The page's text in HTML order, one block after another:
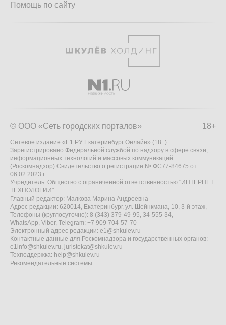
Помощь по сайту
18+
© ООО «Сеть городских порталов»
Сетевое издание «Е1.РУ Екатеринбург Онлайн» (18+)
Зарегистрировано Федеральной службой по надзору в сфере связи,
информационных технологий и массовых коммуникаций
(Роскомнадзор) Свидетельство о регистрации № ФС77-84675 от
06.02.2023 г.
Учредитель: Общество с ограниченной ответственностью "ИНТЕРНЕТ
ТЕХНОЛОГИИ"
Главный редактор: Малкова Марина Андреевна
Адрес редакции: 620014, Екатеринбург, ул. Шейнкмана, 10, 3-й этаж,
Телефоны (круглосуточно): 8 (343) 379-49-95, 34-555-34,
WhatsApp, Viber, Telegram: +7 909 704-57-70
Электронный адрес редакции: e1@shkulev.ru
Контактные данные для Роскомнадзора и государственных органов:
e1info@shkulev.ru, juristekat@shkulev.ru
Техподдержка: help@shkulev.ru
Рекомендательные системы